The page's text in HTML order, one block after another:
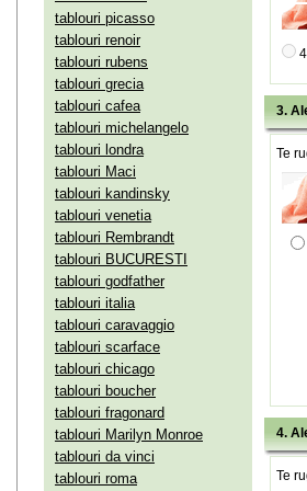
tablouri picasso
tablouri renoir
tablouri rubens
tablouri grecia
tablouri cafea
tablouri michelangelo
tablouri londra
tablouri Maci
tablouri kandinsky
tablouri venetia
tablouri Rembrandt
tablouri BUCURESTI
tablouri godfather
tablouri italia
tablouri caravaggio
tablouri scarface
tablouri chicago
tablouri boucher
tablouri fragonard
tablouri Marilyn Monroe
tablouri da vinci
tablouri roma
3.
Te
4.
Te